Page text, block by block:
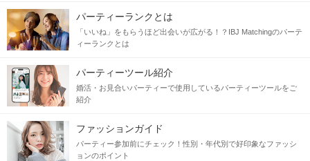
アクセスルート
地下からのアクセス
パーティーランクとは
「いいね」をもらうほど出会いが広がる！？IBJ Matchingのパーテ
ィーランクとは
パーティーツール紹介
婚活・お見合いパーティーで使用しているパーティーツールをご
紹介
ファッションガイド
パーティー参加前にチェック！性別・年代別で好印象なファッシ
ョンのポイント